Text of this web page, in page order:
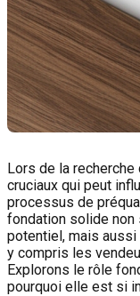
Lors de la
cruciaux qui peut
processus de
fondation solide non
potentiel, mais
y compris les
Explorons le rôle
pourquoi elle est si